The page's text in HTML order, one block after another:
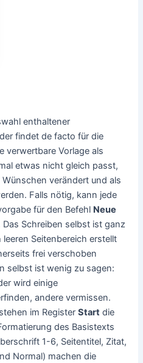
enthaltener
findet de facto für die
verwertbare Vorlage als
etwas nicht gleich passt,
verändert und als
Falls nötig, kann jede
für den Befehl Neue
Schreiben selbst ist ganz
Seitenbereich erstellt
frei verschoben
selbst ist wenig zu sagen:
wird einige
andere vermissen.
im RegisterStart die
des Basistexts
1-6, Seitentitel, Zitat,
Normal) machen die